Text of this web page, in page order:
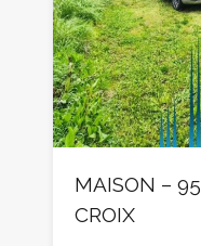
MAISON –
CROIX